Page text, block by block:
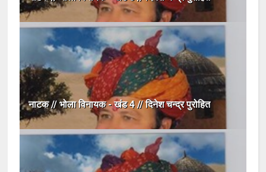
नाटक // भोला विनायक - खंड 4 // दिनेश चन्द्र पुरोहित